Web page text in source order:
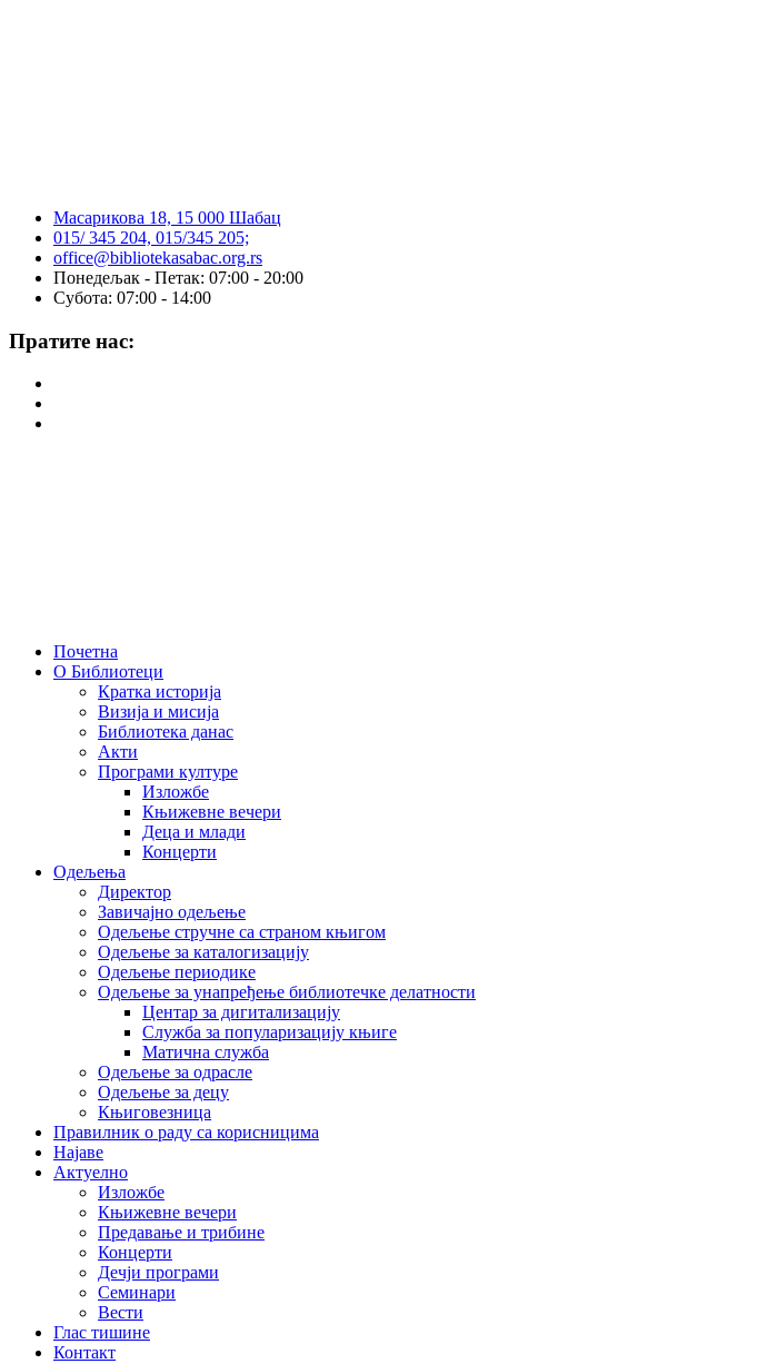
Масарикова 18, 15 000 Шабац
015/ 345 204, 015/345 205;
office@bibliotekasabac.org.rs
Понедељак - Петак: 07:00 - 20:00
Субота: 07:00 - 14:00
Пратите нас:
Почетна
О Библиотеци
Кратка историја
Визија и мисија
Библиотека данас
Акти
Програми културе
Изложбе
Књижевне вечери
Деца и млади
Концерти
Одељења
Директор
Завичајно одељење
Одељење стручне са страном књигом
Одељење за каталогизацију
Одељење периодике
Одељење за унапређење библиотечке делатности
Центар за дигитализацију
Служба за популаризацију књиге
Матична служба
Одељење за одрасле
Одељење за децу
Књиговезница
Правилник о раду са корисницима
Најаве
Актуелно
Изложбе
Књижевне вечери
Предавање и трибине
Концерти
Дечји програми
Семинари
Вести
Глас тишине
Контакт